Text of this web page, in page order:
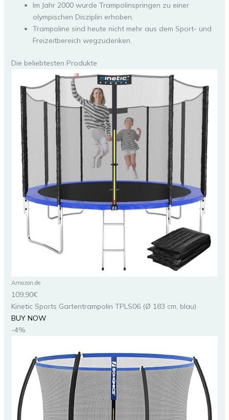
Im Jahr 2000 wurde Trampolinspringen zu einer
olympischen Disziplin erhoben.
Trampoline sind heute nicht mehr aus dem Sport- und
Freizeitbereich wegzudenken.
Die beliebtesten Produkte
Amazon.de
109,90€
Kinetic Sports Gartentrampolin TPLS06 (Ø 183 cm, blau)
BUY NOW
-4%